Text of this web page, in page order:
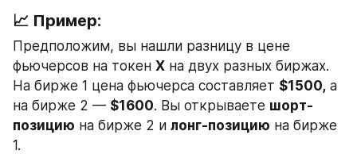
📈 Пример:
Предположим, вы нашли разницу в цене
фьючерсов на токен X на двух разных биржах.
На бирже 1 цена фьючерса составляет $1500, а
на бирже 2 — $1600. Вы открываете шорт-
позицию на бирже 2 и лонг-позицию на бирже
1.